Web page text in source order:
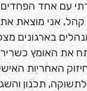
עם אחד הפחדים
אני מוצאת את
בארגונים
את האומץ
האחריות
תכנון